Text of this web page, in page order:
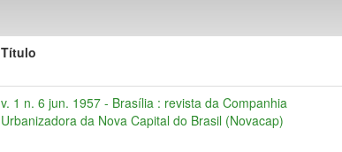
Título
v. 1 n. 6 jun. 1957 - Brasília : revista da Companhia
Urbanizadora da Nova Capital do Brasil (Novacap)